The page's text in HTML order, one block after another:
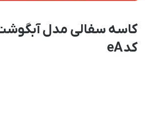
کاسه سفالی مدل
کد eA